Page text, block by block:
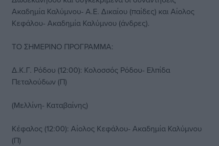
Ακαδημία Καλύμνου- Α.Ε. Δικαίου (παίδες) και Αίολος
Κεφάλου- Ακαδημία Καλύμνου (άνδρες).
ΤΟ ΣΗΜΕΡΙΝΟ ΠΡΟΓΡΑΜΜΑ:
Δ.Κ.Γ. Ρόδου (12:00): Κολοσσός Ρόδου- Ελπίδα
Πεταλούδων (Π)
(Μελλίνη- Καταβαίνης)
Κέφαλος (12:00): Αίολος Κεφάλου- Ακαδημία Καλύμνου
(Π)